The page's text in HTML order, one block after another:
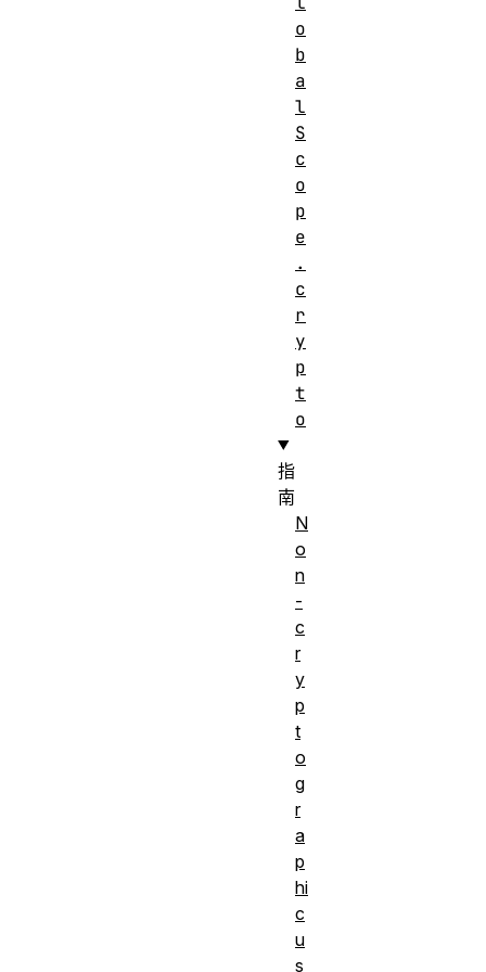
o
b
a
l
S
c
o
p
e
.
c
r
y
p
t
o
指
南
N
o
n
-
c
r
y
p
t
o
g
r
a
p
hi
c
u
s